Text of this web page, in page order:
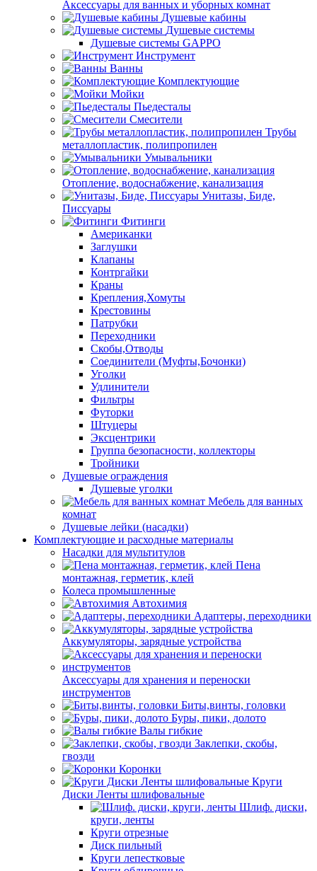
Аксессуары для ванных и уборных комнат
Душевые кабины
Душевые системы
Душевые системы GAPPO
Инструмент
Ванны
Комплектующие
Мойки
Пьедесталы
Смесители
Трубы
металлопластик, полипропилен
Умывальники
Отопление, водоснабжение, канализация
Унитазы, Биде,
Писсуары
Фитинги
Американки
Заглушки
Клапаны
Контргайки
Краны
Крепления,Хомуты
Крестовины
Патрубки
Переходники
Скобы,Отводы
Соединители (Муфты,Бочонки)
Уголки
Удлинители
Фильтры
Футорки
Штуцеры
Эксцентрики
Группа безопасности, коллекторы
Тройники
Душевые ограждения
Душевые уголки
Мебель для ванных
комнат
Душевые лейки (насадки)
Комплектующие и расходные материалы
Насадки для мультитулов
Пена
монтажная, герметик, клей
Колеса промышленные
Автохимия
Адаптеры, переходники
Аккумуляторы, зарядные устройства
Аксессуары для хранения и переноски
инструментов
Биты,винты, головки
Буры, пики, долото
Валы гибкие
Заклепки, скобы,
гвозди
Коронки
Круги
Диски Ленты шлифовальные
Шлиф. диски,
круги, ленты
Круги отрезные
Диск пильный
Круги лепестковые